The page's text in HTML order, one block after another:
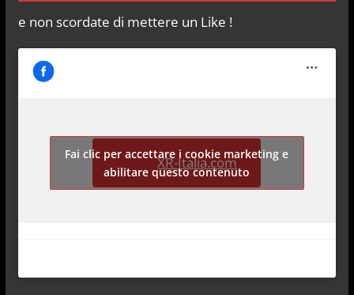
e non scordate di mettere un Like !
XR-Italia.com
Fai clic per accettare i cookie marketing e
abilitare questo contenuto